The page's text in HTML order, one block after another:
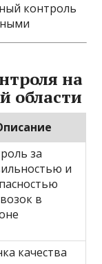
контроль
на
области
за
и
в
качества